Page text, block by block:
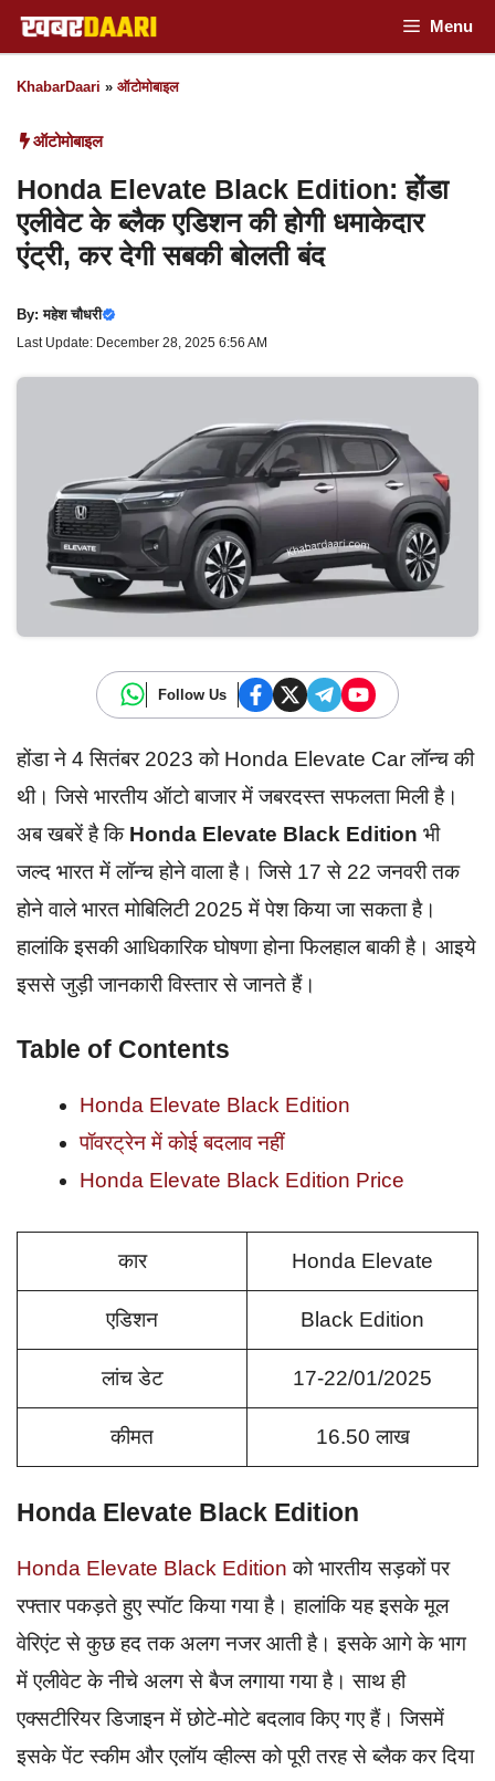
Skip
to
content
Menu
KhabarDaari » ऑटोमोबाइल
ऑटोमोबाइल
Honda Elevate Black Edition: होंडा
एलीवेट के ब्लैक एडिशन की होगी धमाकेदार
एंट्री, कर देगी सबकी बोलती बंद
By:महेश चौधरी
Last Update: December 28, 2025 6:56 AM
Follow Us
होंडा ने 4 सितंबर 2023 को Honda Elevate Car लॉन्च की
थी। जिसे भारतीय ऑटो बाजार में जबरदस्त सफलता मिली है।
अब खबरें है कि Honda Elevate Black Edition भी
जल्द भारत में लॉन्च होने वाला है। जिसे 17 से 22 जनवरी तक
होने वाले भारत मोबिलिटी 2025 में पेश किया जा सकता है।
हालांकि इसकी आधिकारिक घोषणा होना फिलहाल बाकी है। आइये
इससे जुड़ी जानकारी विस्तार से जानते हैं।
Table of Contents
Honda Elevate Black Edition
पॉवरट्रेन में कोई बदलाव नहीं
Honda Elevate Black Edition Price
कार Honda Elevate
एडिशन Black Edition
लांच डेट 17-22/01/2025
कीमत 16.50 लाख
Honda Elevate Black Edition
Honda Elevate Black Editionको भारतीय सड़कों पर
रफ्तार पकड़ते हुए स्पॉट किया गया है। हालांकि यह इसके मूल
वेरिएंट से कुछ हद तक अलग नजर आती है। इसके आगे के भाग
में एलीवेट के नीचे अलग से बैज लगाया गया है। साथ ही
एक्सटीरियर डिजाइन में छोटे-मोटे बदलाव किए गए हैं। जिसमें
इसके पेंट स्कीम और एलॉय व्हील्स को पूरी तरह से ब्लैक कर दिया